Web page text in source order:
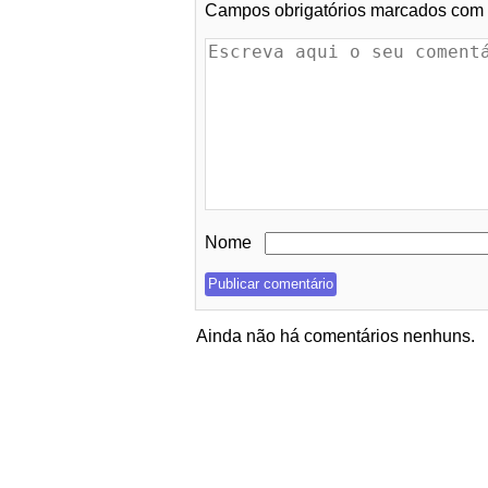
Campos obrigatórios marcados com
Nome
Ainda não há comentários nenhuns.